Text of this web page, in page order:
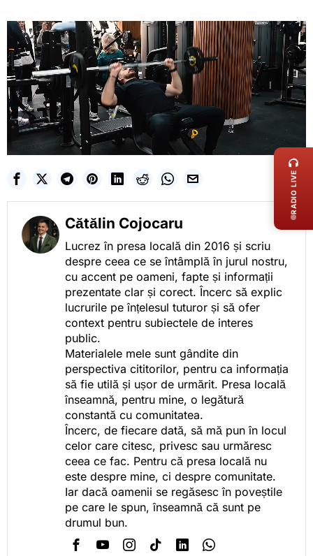
Cătălin Cojocaru
Lucrez în presa locală din 2016 și scriu
despre ceea ce se întâmplă în jurul nostru,
cu accent pe oameni, fapte și informații
prezentate clar și corect. Încerc să explic
lucrurile pe înțelesul tuturor și să ofer
context pentru subiectele de interes
public.
Materialele mele sunt gândite din
perspectiva cititorilor, pentru ca informația
să fie utilă și ușor de urmărit. Presa locală
înseamnă, pentru mine, o legătură
constantă cu comunitatea.
Încerc, de fiecare dată, să mă pun în locul
celor care citesc, privesc sau urmăresc
ceea ce fac. Pentru că presa locală nu
este despre mine, ci despre comunitate.
Iar dacă oamenii se regăsesc în poveștile
pe care le spun, înseamnă că sunt pe
drumul bun.
RADIO LIVE